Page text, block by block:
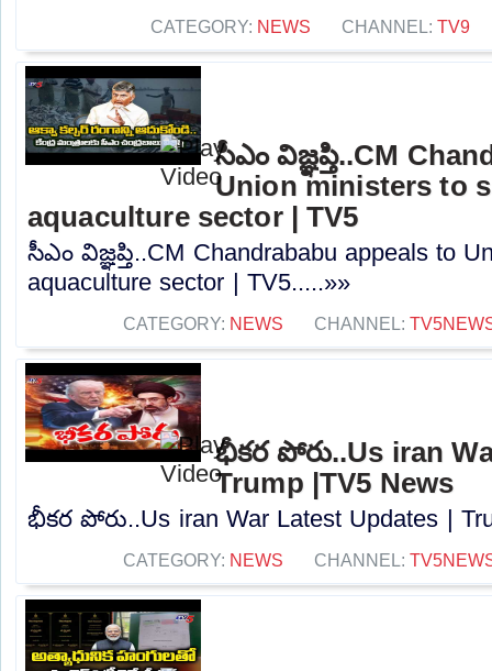
CATEGORY: NEWS CHANNEL: TV9
సీఎం విజ్ఞప్తి..CM
Union ministers to
aquaculture sector | TV5
సీఎం విజ్ఞప్తి..CM Chandrababu appeals to
aquaculture sector | TV5.....»»
CATEGORY: NEWS CHANNEL:
భీకర పోరు..Us iran
Trump |TV5 News
భీకర పోరు..Us iran War Latest Updates |
CATEGORY: NEWS CHANNEL: